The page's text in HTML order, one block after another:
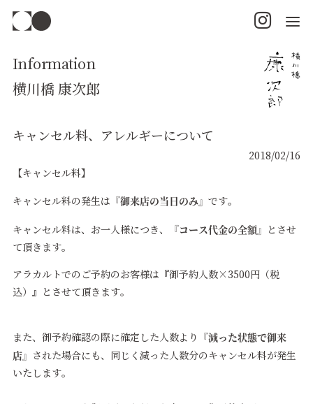
Information
横川橋 康次郎
キャンセル料、アレルギーについて
2018/02/16
【キャンセル料】
キャンセル料の発生は 『御来店の当日のみ』 です。
キャンセル料は、お一人様につき、 『コース代金の全額』
とさせ
て頂きます。
アラカルトでのご予約のお客様は『御予約人数× 3500円（税
込）』とさせて頂きます。
また、御予約確認の際に確定した人数より
『減った状態で御来
店』 された場合にも、同じく減った人数分のキャンセル料が発生
いたします。